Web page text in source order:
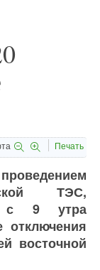
Печать
ТЭС,
с 9 утра
отключения
восточной